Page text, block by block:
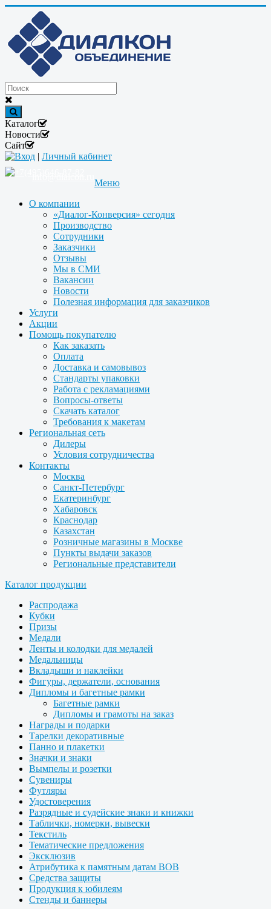
Каталог
Новости
Сайт
Вход | Личный кабинет
Меню
О компании
«Диалог-Конверсия» сегодня
Производство
Сотрудники
Заказчики
Отзывы
Мы в СМИ
Вакансии
Новости
Полезная информация для заказчиков
Услуги
Акции
Помощь покупателю
Как заказать
Оплата
Доставка и самовывоз
Стандарты упаковки
Работа с рекламациями
Вопросы-ответы
Скачать каталог
Требования к макетам
Региональная сеть
Дилеры
Условия сотрудничества
Контакты
Москва
Санкт-Петербург
Екатеринбург
Хабаровск
Краснодар
Казахстан
Розничные магазины в Москве
Пункты выдачи заказов
Региональные представители
Каталог продукции
Распродажа
Кубки
Призы
Медали
Ленты и колодки для медалей
Медальницы
Вкладыши и наклейки
Фигуры, держатели, основания
Дипломы и багетные рамки
Багетные рамки
Дипломы и грамоты на заказ
Награды и подарки
Тарелки декоративные
Панно и плакетки
Значки и знаки
Вымпелы и розетки
Сувениры
Футляры
Удостоверения
Разрядные и судейские знаки и книжки
Таблички, номерки, вывески
Текстиль
Тематические предложения
Эксклюзив
Атрибутика к памятным датам ВОВ
Средства защиты
Продукция к юбилеям
Стенды и баннеры